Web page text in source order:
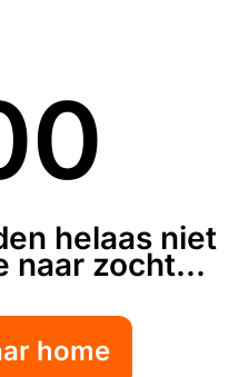
helaas niet
naar zocht...
home